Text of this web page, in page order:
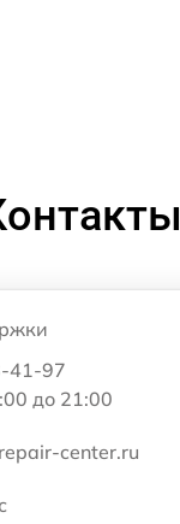
41-97
до 21:00
center.ru